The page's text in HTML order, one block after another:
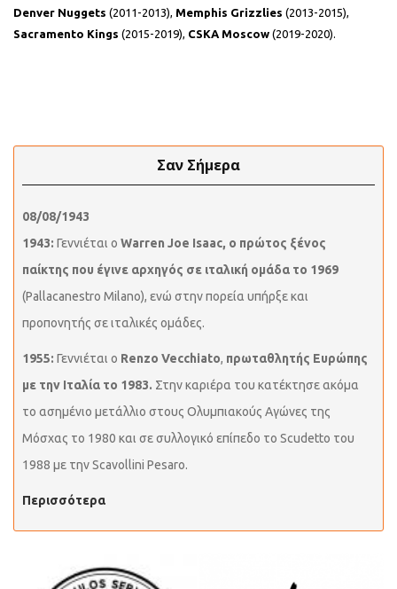
Denver Nuggets (2011-2013), Memphis Grizzlies (2013-2015),
Sacramento Kings (2015-2019), CSKA Moscow (2019-2020).
Σαν Σήμερα
08/08/1943
1943: Γεννιέται ο Warren Joe Isaac, ο πρώτος ξένος
παίκτης που έγινε αρχηγός σε ιταλική ομάδα το 1969
(Pallacanestro Milano), ενώ στην πορεία υπήρξε και
προπονητής σε ιταλικές ομάδες.
1955: Γεννιέται ο Renzo Vecchiato, πρωταθλητής Ευρώπης
με την Ιταλία το 1983. Στην καριέρα του κατέκτησε ακόμα
το ασημένιο μετάλλιο στους Ολυμπιακούς Αγώνες της
Μόσχας το 1980 και σε συλλογικό επίπεδο το Scudetto του
1988 με την Scavollini Pesaro.
Περισσότερα